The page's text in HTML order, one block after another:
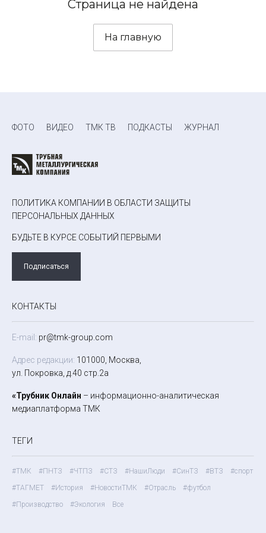
Страница не найдена
На главную
ФОТО ВИДЕО ТМК ТВ ПОДКАСТЫ ЖУРНАЛ
ПОЛИТИКА КОМПАНИИ В ОБЛАСТИ ЗАЩИТЫ
ПЕРСОНАЛЬНЫХ ДАННЫХ
БУДЬТЕ В КУРСЕ СОБЫТИЙ ПЕРВЫМИ
Подписаться
КОНТАКТЫ
E-mail: pr@tmk-group.com
Адрес редакции: 101000, Москва,
ул. Покровка, д.40 стр.2а
«Трубник Онлайн – информационно-аналитическая
медиаплатформа ТМК
ТЕГИ
#ТМК #ПНТЗ #ЧТПЗ #СТЗ #НашиЛюди #СинТЗ #ВТЗ
#спорт
#ТАГМЕТ
#История #НовостиТМК #Отрасль
#футбол
#Производство
#Экология Все